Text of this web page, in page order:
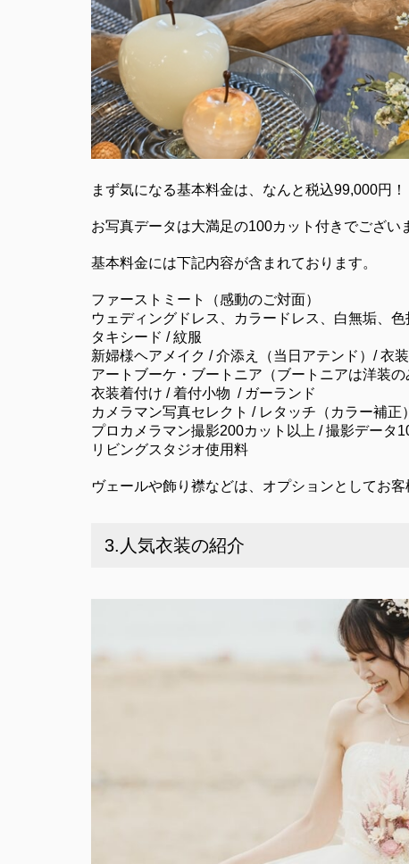
まず気になる基本料金は、なんと税込99,000円！
お写真データは大満足の100カット付きでござい
基本料金には下記内容が含まれております。
ファーストミート（感動のご対面）
ウェディングドレス、カラードレス、白無垢、
タキシード / 紋服
新婦様ヘアメイク / 介添え（当日アテンド）/ 衣
アートブーケ・ブートニア（ブートニアは洋装
衣装着付け / 着付小物 / ガーランド
カメラマン写真セレクト / レタッチ（カラー補正）
プロカメラマン撮影200カット以上 / 撮影データ
リビングスタジオ使用料
ヴェールや飾り襟などは、オプションとしてお
3.人気衣装の紹介